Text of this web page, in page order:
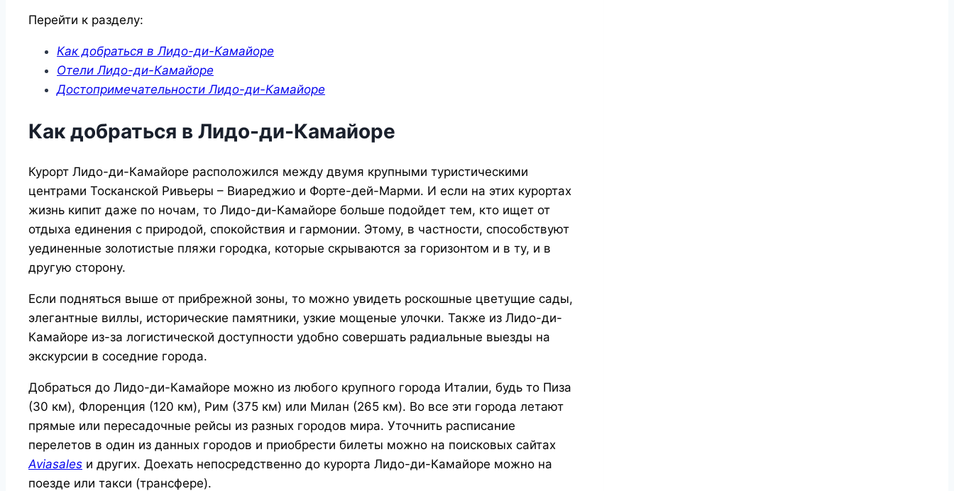
Перейти к разделу:
Как добраться в Лидо-ди-Камайоре
Отели Лидо-ди-Камайоре
Достопримечательности Лидо-ди-Камайоре
Как добраться в Лидо-ди-Камайоре
Курорт Лидо-ди-Камайоре расположился между двумя крупными туристическими
центрами Тосканской Ривьеры – Виареджио и Форте-дей-Марми. И если на этих курортах
жизнь кипит даже по ночам, то Лидо-ди-Камайоре больше подойдет тем, кто ищет от
отдыха единения с природой, спокойствия и гармонии. Этому, в частности, способствуют
уединенные золотистые пляжи городка, которые скрываются за горизонтом и в ту, и в
другую сторону.
Если подняться выше от прибрежной зоны, то можно увидеть роскошные цветущие сады,
элегантные виллы, исторические памятники, узкие мощеные улочки. Также из Лидо-ди-
Камайоре из-за логистической доступности удобно совершать радиальные выезды на
экскурсии в соседние города.
Добраться до Лидо-ди-Камайоре можно из любого крупного города Италии, будь то Пиза
(30 км), Флоренция (120 км), Рим (375 км) или Милан (265 км). Во все эти города летают
прямые или пересадочные рейсы из разных городов мира. Уточнить расписание
перелетов в один из данных городов и приобрести билеты можно на поисковых сайтах
Aviasales и других. Доехать непосредственно до курорта Лидо-ди-Камайоре можно на
поезде или такси (трансфере).